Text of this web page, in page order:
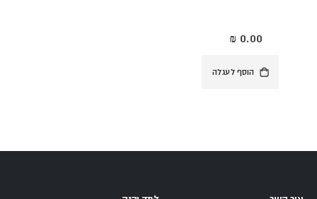
הוסף לעגלה